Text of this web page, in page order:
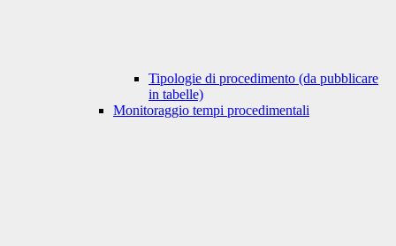
Tipologie di procedimento (da pubblicare
in tabelle)
Monitoraggio tempi procedimentali